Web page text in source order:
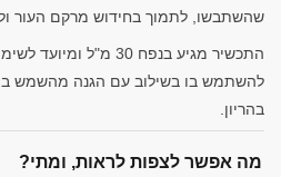
שהשתבשו, לתמוך בחידוש מרקם העור
התכשיר מגיע בנפח 30 מ"ל
להשתמש בו בשילוב עם הגנה מהשמש
בהריון.
מה אפשר לצפות לראות, ומתי?